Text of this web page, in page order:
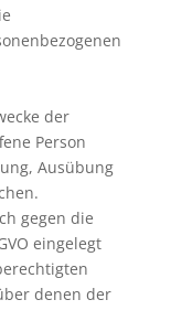
der
Person
Ausübung
gegen die
eingelegt
denen der